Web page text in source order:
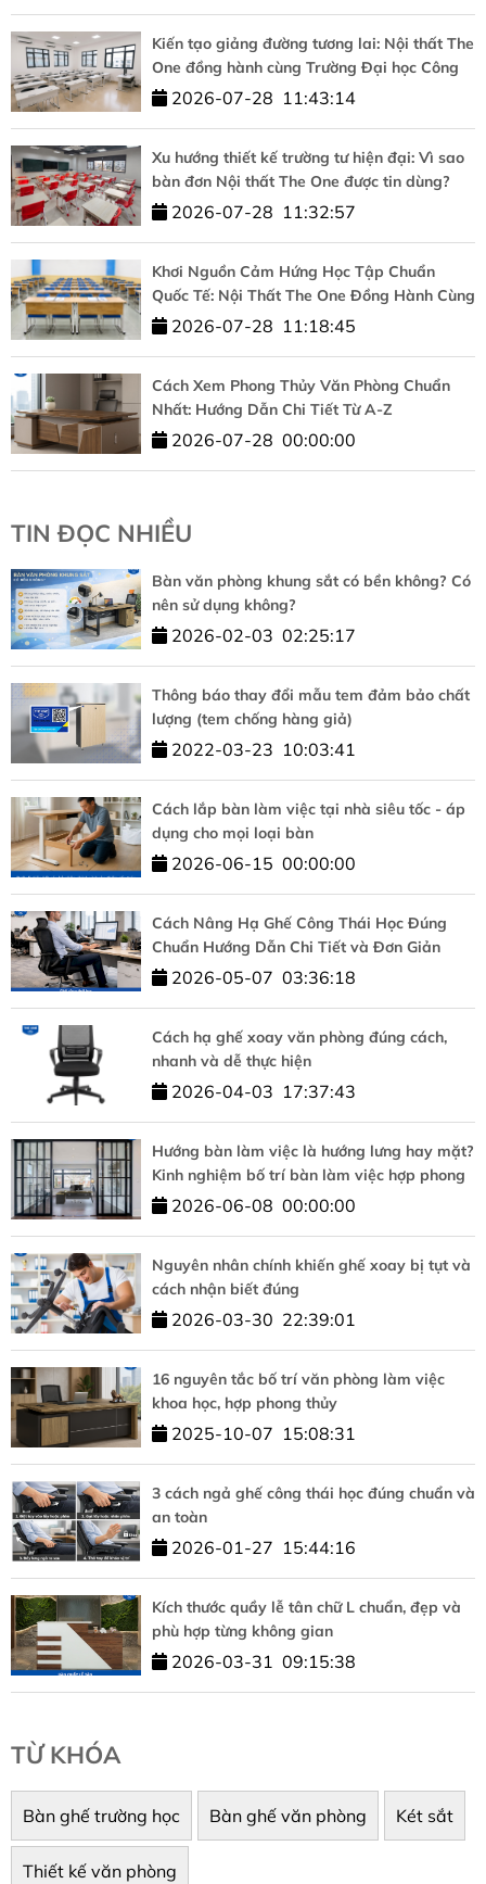
Kiến tạo giảng đường tương lai: Nội thất The
One đồng hành cùng Trường Đại học Công
nghệ – ĐHQGHN
2026-07-28 11:43:14
Xu hướng thiết kế trường tư hiện đại: Vì sao
bàn đơn Nội thất The One được tin dùng?
2026-07-28 11:32:57
Khơi Nguồn Cảm Hứng Học Tập Chuẩn
Quốc Tế: Nội Thất The One Đồng Hành Cùng
HUFLIT
2026-07-28 11:18:45
Cách Xem Phong Thủy Văn Phòng Chuẩn
Nhất: Hướng Dẫn Chi Tiết Từ A-Z
2026-07-28 00:00:00
TIN ĐỌC NHIỀU
Bàn văn phòng khung sắt có bền không? Có
nên sử dụng không?
2026-02-03 02:25:17
Thông báo thay đổi mẫu tem đảm bảo chất
lượng (tem chống hàng giả)
2022-03-23 10:03:41
Cách lắp bàn làm việc tại nhà siêu tốc - áp
dụng cho mọi loại bàn
2026-06-15 00:00:00
Cách Nâng Hạ Ghế Công Thái Học Đúng
Chuẩn Hướng Dẫn Chi Tiết và Đơn Giản
2026-05-07 03:36:18
Cách hạ ghế xoay văn phòng đúng cách,
nhanh và dễ thực hiện
2026-04-03 17:37:43
Hướng bàn làm việc là hướng lưng hay mặt?
Kinh nghiệm bố trí bàn làm việc hợp phong
thủy2026-06-08 00:00:00
Nguyên nhân chính khiến ghế xoay bị tụt và
cách nhận biết đúng
2026-03-30 22:39:01
16 nguyên tắc bố trí văn phòng làm việc
khoa học, hợp phong thủy
2025-10-07 15:08:31
3 cách ngả ghế công thái học đúng chuẩn và
an toàn
2026-01-27 15:44:16
Kích thước quầy lễ tân chữ L chuẩn, đẹp và
phù hợp từng không gian
2026-03-31 09:15:38
TỪ KHÓA
Bàn ghế trường học Bàn ghế văn phòng Két sắt
Thiết kế văn phòng